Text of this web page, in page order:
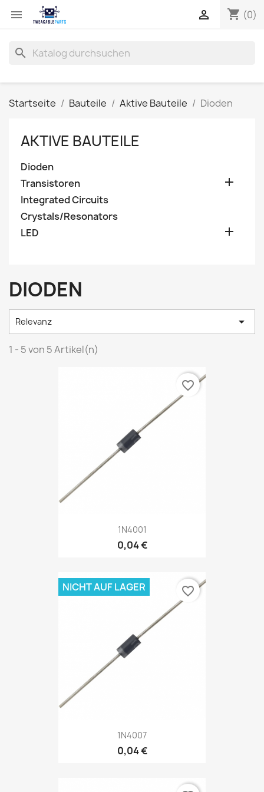
 shopping_cart (0)

search
Startseite Bauteile Aktive Bauteile Dioden
AKTIVE BAUTEILE
Dioden
Transistoren

Integrated Circuits
Crystals/Resonators
LED

DIODEN
Relevanz 
1 - 5 von 5 Artikel(n)
1N4001
0,04 €
favorite_border
1N4007
0,04 €
NICHT AUF LAGER favorite_border